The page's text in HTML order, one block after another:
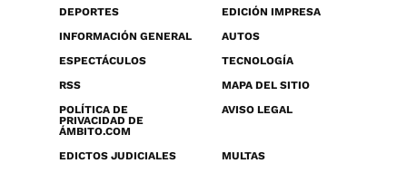
DEPORTES
EDICIÓN IMPRESA
INFORMACIÓN GENERAL
AUTOS
ESPECTÁCULOS
TECNOLOGÍA
RSS
MAPA DEL SITIO
POLÍTICA DE
PRIVACIDAD DE
ÁMBITO.COM
AVISO LEGAL
EDICTOS JUDICIALES
MULTAS